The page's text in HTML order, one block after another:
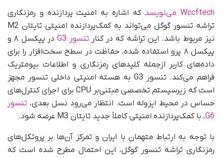
Wccftech می‌نویسد
که اشاره به امنیت پردازنده و رمزنگاری
تراشه تنسور گوگل می‌تواند به کمک‌پردازنده امنیتی تایتان M2
نیز مربوط باشد. این تراشه که در کنار تنسور G3
در پیکسل ۸ و
پیکسل ۸ پرو استفاده شده، حفاظت در سطح سخت‌افزار را برای
داده‌های کاربر ازجمله کلیدهای رمزنگاری و اطلاعات بیومتریک
فراهم می‌کند. تنسور G3 به هسته امنیتی داخلی تنسور مجهز
است که زیرسیستم تخصصی مبتنی‌بر CPU برای اجرای کنترل‌های
حساس در محیط ایزوله است. انتظار می‌رود نسل بعدی، تنسور
G6، با کمک‌پردازنده امنیتی کاملاً جدید تایتان M3 عرضه شود.
با توجه به ارتباط متهمان با ایران و تمرکز آن‌ها بر پروتکل‌های
رمزنگاری تراشه تنسور گوگل، این احتمال مطرح شده است که